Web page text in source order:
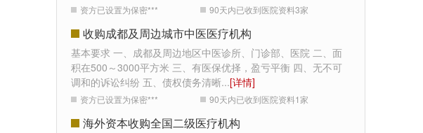
资方已设置为保密*** 90天内已收到医院资料3家
收购成都及周边城市中医医疗机构
基本要求 一、成都及周边地区中医诊所、门诊部、医院 二、面
积在500～3000平方米 三、有医保优择，盈亏平衡 四、无不可
调和的诉讼纠纷 五、债权债务清晰...[详情]
资方已设置为保密*** 90天内已收到医院资料1家
海外资本收购全国二级医疗机构